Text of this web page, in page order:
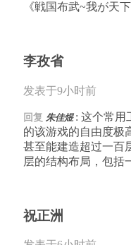
《戦国布武~我が天
李孜省
发表于9小时前
回复 朱佳煜 : 这个常用
的该游戏的自由度极
甚至能建造超过一百
层的结构布局，包括
祝正洲